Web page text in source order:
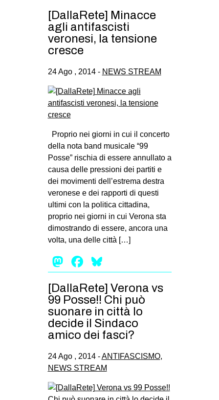
[DallaRete] Minacce
agli antifascisti
veronesi, la tensione
cresce
24 Ago , 2014 - NEWS STREAM
Proprio nei giorni in cui il concerto
della nota band musicale “99
Posse” rischia di essere annullato a
causa delle pressioni dei partiti e
dei movimenti dell’estrema destra
veronese e dei rapporti di questi
ultimi con la politica cittadina,
proprio nei giorni in cui Verona sta
dimostrando di essere, ancora una
volta, una delle città […]
Mastodon
Facebook
[DallaRete] Verona vs
99 Posse!! Chi può
suonare in città lo
decide il Sindaco
amico dei fasci?
24 Ago , 2014 -ANTIFASCISMO,
NEWS STREAM